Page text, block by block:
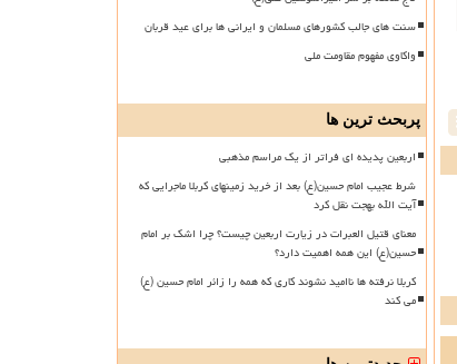
سنت های جالب کشورهای مسلمان و ایرانی ها برای عید قربان
واکاوی مفهوم مقاومت ملی
پربحث ترین ها
اربعین پدیده ای فراتر از یک مراسم مذهبی
شرط عجیب امام حسین(ع) بعد از خرید زمینهای کربلا ماجرایی که
آیت الله بهجت نقل کرد
معنای قتیل العبرات در زیارت اربعین چیست؟ چرا اشک بر امام
حسین(ع) این همه اهمیت دارد؟
کربلا نرفته ها ناامید نشوند کاری که همه را زائر امام حسین (ع)
می کند